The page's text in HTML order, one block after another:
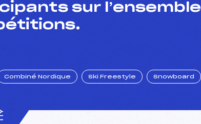
sur l’ensemble
Combiné Nordique Ski Freestyle Snowboard